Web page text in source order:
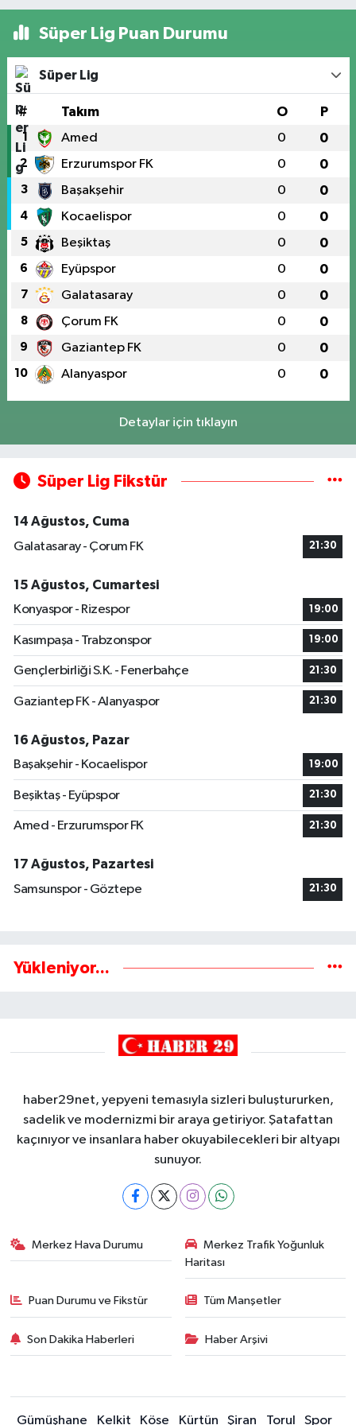
Süper Lig Puan Durumu
Süper Lig
# Takım O P
1 Amed 0 0
2 Erzurumspor FK 0 0
3 Başakşehir 0 0
4 Kocaelispor 0 0
5 Beşiktaş 0 0
6 Eyüpspor 0 0
7 Galatasaray 0 0
8 Çorum FK 0 0
9 Gaziantep FK 0 0
10 Alanyaspor 0 0
Detaylar için tıklayın
Süper Lig Fikstür
14 Ağustos, Cuma
Galatasaray - Çorum FK
21:30
15 Ağustos, Cumartesi
Konyaspor - Rizespor
19:00
Kasımpaşa - Trabzonspor 19:00
Gençlerbirliği S.K. - Fenerbahçe 21:30
Gaziantep FK - Alanyaspor 21:30
16 Ağustos, Pazar
Başakşehir - Kocaelispor
19:00
Beşiktaş - Eyüpspor 21:30
Amed - Erzurumspor FK 21:30
17 Ağustos, Pazartesi
Samsunspor - Göztepe
21:30
Yükleniyor...
haber29net, yepyeni temasıyla sizleri buluştururken,
sadelik ve modernizmi bir araya getiriyor. Şatafattan
kaçınıyor ve insanlara haber okuyabilecekleri bir altyapı
sunuyor.
Merkez Hava Durumu
Merkez Trafik Yoğunluk
Haritası
Puan Durumu ve Fikstür Tüm Manşetler
Son Dakika Haberleri Haber Arşivi
Gümüşhane Kelkit Köse Kürtün Şiran Torul Spor